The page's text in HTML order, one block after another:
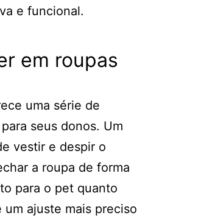
e funcional.
em roupas
uma série de
seus donos. Um
vestir e despir o
a roupa de forma
para o pet quanto
ajuste mais preciso